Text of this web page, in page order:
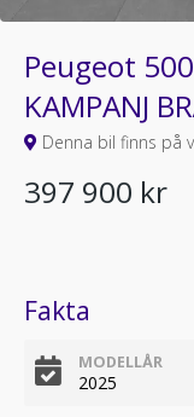
Peugeot
KAMPANJ
Denna bil finns på
397 900 kr
Fakta
MODELLÅR
2025